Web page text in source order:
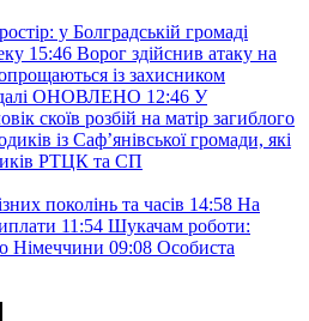
у Болградській громаді
15:46 Ворог здійснив атаку на
із захисником
ОНОВЛЕНО 12:46 У
скоїв розбій на матір загиблого
із Саф’янівської громади, які
РТЦК та СП
поколінь та часів 14:58 На
11:54 Шукачам роботи:
Німеччини 09:08 Особиста